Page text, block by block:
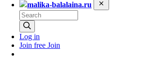
malika-balalaina.ru
Log in
Join free Join